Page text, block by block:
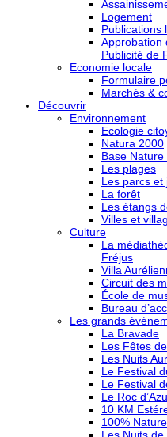
Logement
Publications
Approbation
Publicité de
Economie locale
Formulaire
Marchés &
Découvrir
Environnement
Ecologie
Natura 2000
Base
Les plages
Les parcs et
La forêt
Les étangs
Villes et
Culture
La
Fréjus
Villa
Circuit des
École de
Bureau
Les grands
La Bravade
Les Fêtes
Les Nuits
Le Festival
Le Festival
Le Roc
10 KM
100% Nature